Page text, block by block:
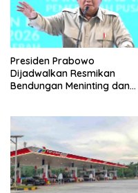
Presiden Prabowo
Dijadwalkan Resmikan
Bendungan Meninting dan